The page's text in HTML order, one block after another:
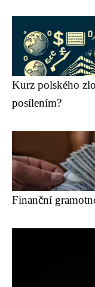
Kurz polského
posílením?
Finanční